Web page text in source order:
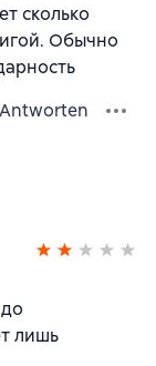
сколько
Обычно
Antworten
лишь